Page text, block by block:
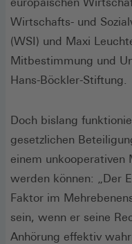
Wirtschafts- und
(WSI) und Maxi
Mitbestimmung und
Hans-Böckler-Stiftung.
Doch bislang
gesetzlichen
einem unkooperativen
werden können: „Der
Faktor im
sein, wenn er seine
Anhörung effektiv